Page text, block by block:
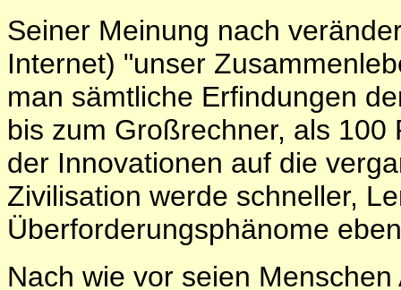
Seiner Meinung nach
Internet) "unser
man sämtliche Erfindungen
bis zum Großrechner, als
der Innovationen auf die
Zivilisation werde schneller,
Überforderungsphänome
Nach wie vor seien